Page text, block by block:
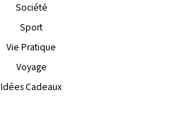
Société
Sport
Vie Pratique
Voyage
Idées Cadeaux